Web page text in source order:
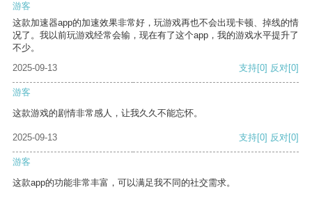
游客
这款加速器app的加速效果非常好，玩游戏再也不会出现卡顿、掉线的情
况了。我以前玩游戏经常会输，现在有了这个app，我的游戏水平提升了
不少。
2025-09-13
支持[0] 反对[0]
游客
这款游戏的剧情非常感人，让我久久不能忘怀。
2025-09-13 支持[0] 反对[0]
游客
这款app的功能非常丰富，可以满足我不同的社交需求。